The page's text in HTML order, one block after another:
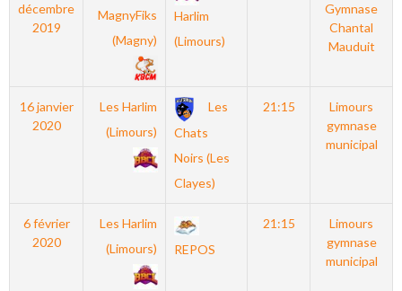
décembre
2019
MagnyFiks
(Magny)
Harlim
(Limours)
Gymnase
Chantal
Mauduit
16 janvier
2020
Les Harlim
(Limours)
Les
Chats
Noirs (Les
Clayes)
21:15
Limours
gymnase
municipal
6 février
2020
Les Harlim
(Limours)
REPOS
21:15
Limours
gymnase
municipal